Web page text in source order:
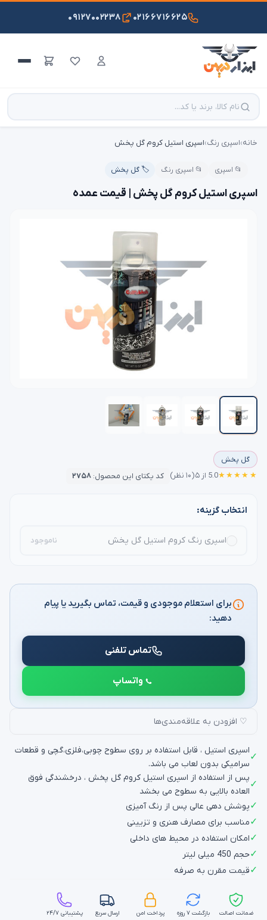
۰۲۱۶۶۷۱۶۶۲۵ ۰۹۱۲۷۰۰۲۲۳۸
خانه›اسپری رنگ›اسپری استیل کروم گل پخش
📂 اسپری 📂 اسپری رنگ 🏷️ گل پخش
اسپری استیل کروم گل پخش | قیمت عمده
گل پخش
★★★★★5.0 از ۵ (۱۰ نظر) کد یکتای این محصول:۲۷۵۸
انتخاب گزینه:
اسپری رنگ کروم استیل گل پخش ناموجود
برای استعلام موجودی و قیمت، تماس بگیرید یا پیام
دهید:
تماس تلفنی
واتساپ
♡ افزودن به علاقه‌مندی‌ها
✓
اسپری استیل ، قابل استفاده بر روی سطوح چوبی،فلزی،گچی و قطعات
سرامیکی بدون لعاب می باشد.
✓
پس از استفاده از اسپری استیل کروم گل پخش ، درخشندگی فوق
العاده بالایی به سطوح می بخشد
✓پوشش دهی عالی پس از رنگ آمیزی
✓مناسب برای مصارف هنری و تزیینی
✓امکان استفاده در محیط های داخلی
✓حجم 450 میلی لیتر
✓قیمت مقرن به صرفه
ضمانت اصالت بازگشت ۷ روزه پرداخت امن ارسال سریع پشتیبانی ۲۴/۷